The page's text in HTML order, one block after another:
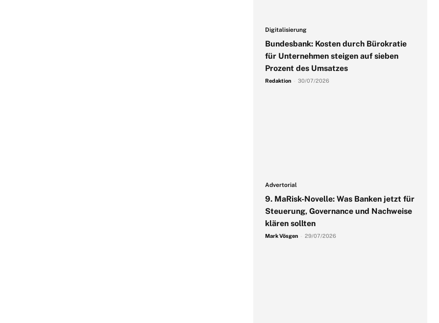
Digitalisierung
Bundesbank: Kosten durch Bürokratie
für Unternehmen steigen auf sieben
Prozent des Umsatzes
Redaktion 30/07/2026
Advertorial
9. MaRisk-Novelle: Was Banken jetzt für
Steuerung, Governance und Nachweise
klären sollten
Mark Vösgen 29/07/2026